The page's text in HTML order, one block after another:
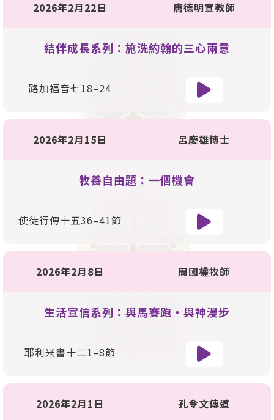
2026年2月22日 唐德明宣教師
結伴成長系列：施洗約翰的三心兩意
路加福音七18–24
2026年2月15日 呂慶雄博士
牧養自由題：一個機會
使徒行傳十五36–41節
2026年2月8日 周國權牧師
生活宣信系列：與馬賽跑‧與神漫步
耶利米書十二1–8節
2026年2月1日 孔令文傳道